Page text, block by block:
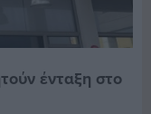
ένταξη στο